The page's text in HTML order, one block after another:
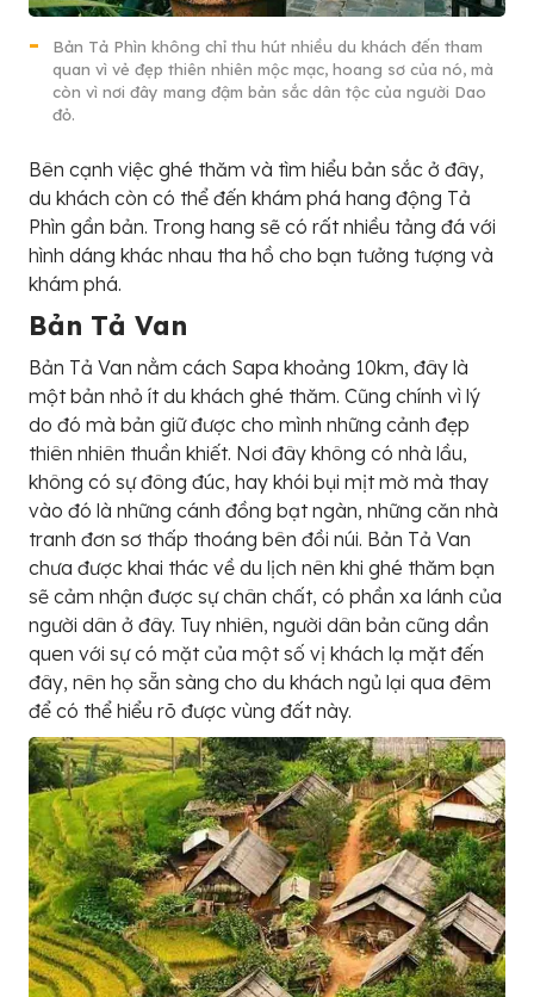
Bản Tả Phìn không chỉ thu hút nhiều du khách đến tham
quan vì vẻ đẹp thiên nhiên mộc mạc, hoang sơ của nó, mà
còn vì nơi đây mang đậm bản sắc dân tộc của người Dao
đỏ.
Bên cạnh việc ghé thăm và tìm hiểu bản sắc ở đây,
du khách còn có thể đến khám phá hang động Tả
Phìn gần bản. Trong hang sẽ có rất nhiều tảng đá với
hình dáng khác nhau tha hồ cho bạn tưởng tượng và
khám phá.
Bản Tả Van
Bản Tả Van nằm cách Sapa khoảng 10km, đây là
một bản nhỏ ít du khách ghé thăm. Cũng chính vì lý
do đó mà bản giữ được cho mình những cảnh đẹp
thiên nhiên thuần khiết. Nơi đây không có nhà lầu,
không có sự đông đúc, hay khói bụi mịt mờ mà thay
vào đó là những cánh đồng bạt ngàn, những căn nhà
tranh đơn sơ thấp thoáng bên đồi núi. Bản Tả Van
chưa được khai thác về du lịch nên khi ghé thăm bạn
sẽ cảm nhận được sự chân chất, có phần xa lánh của
người dân ở đây. Tuy nhiên, người dân bản cũng dần
quen với sự có mặt của một số vị khách lạ mặt đến
đây, nên họ sẵn sàng cho du khách ngủ lại qua đêm
để có thể hiểu rõ được vùng đất này.